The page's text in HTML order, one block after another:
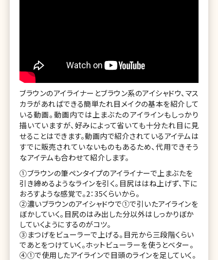
ブラウンのアイライナーとブラウン系のアイシャドウ、マス
カラがあればできる簡単たれ目メイクの基本を紹介して
いる動画。動画内では上まぶたのアイラインもしっかり
描いていますが、好みによって省いても十分たれ目に見
せることはできます。動画内で紹介されているアイテムは
すでに販売されていないものもあるため、代用できそう
なアイテムも合わせて紹介します。
①ブラウンの筆ペンタイプのアイライナーで上まぶたを
引き締めるようなラインを引く。目尻ははね上げず、下に
おろすような感覚で。2：35くらいから。
②濃いブラウンのアイシャドウで①で引いたアイラインを
ぼかしていく。目尻のはみ出した分以外はしっかりぼか
していくようにするのがコツ。
③まつげをビューラーで上げる。目元から三段階くらい
であとをつけていく。ホットビューラーを使うとベター。
④①で使用したアイラインで目頭のラインを足していく。